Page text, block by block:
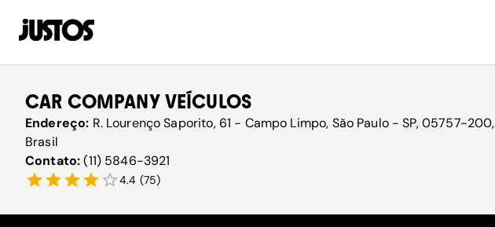
CAR COMPANY VEÍCULOS
Endereço: R. Lourenço Saporito, 61 - Campo Limpo, São Paulo - SP, 05757-200,
Brasil
Contato:(11) 5846-3921
4.4 (75)